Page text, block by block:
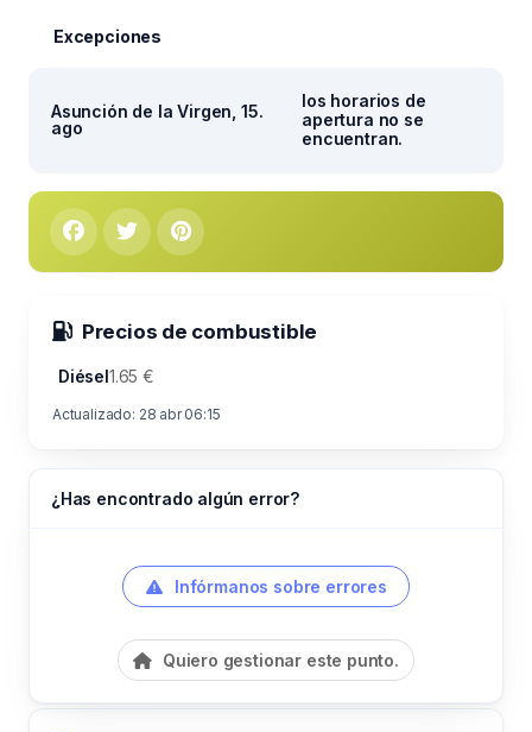
Excepciones
Asunción de la Virgen, 15.
ago
los horarios de
apertura no se
encuentran.
Precios de combustible
Diésel1.65 €
Actualizado: 28 abr 06:15
¿Has encontrado algún error?
Infórmanos sobre errores
Quiero gestionar este punto.